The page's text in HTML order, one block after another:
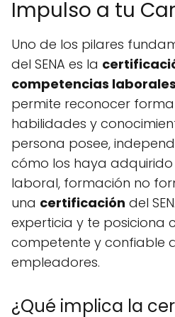
Impulso a tu
Uno de los pilares
del SENA es la
competencias laborales
permite reconocer
habilidades y
persona posee,
cómo los haya adquirido
laboral, formación no
una certificación del
experticia y te posiciona
competente y confiable
empleadores.
¿Qué implica la